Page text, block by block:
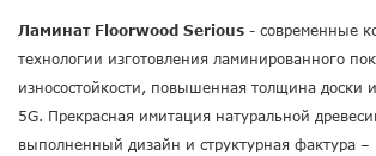
Ламинат Floorwood Serious - современные
технологии изготовления ламинированного
износостойкости, повышенная толщина доски
5G. Прекрасная имитация натуральной
выполненный дизайн и структурная фактура –